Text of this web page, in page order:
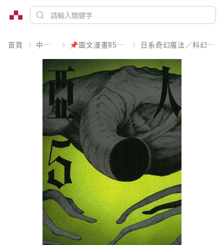
首頁 中文書 📌圖文漫畫85折起 日系奇幻魔法／科幻冒險